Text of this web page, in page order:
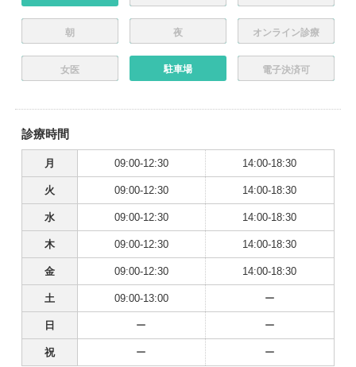
朝 夜 オンライン診療
女医 駐車場 電子決済可
診療時間
月 09:00-12:30 14:00-18:30
火 09:00-12:30 14:00-18:30
水 09:00-12:30 14:00-18:30
木 09:00-12:30 14:00-18:30
金 09:00-12:30 14:00-18:30
土 09:00-13:00 ー
日 ー ー
祝 ー ー